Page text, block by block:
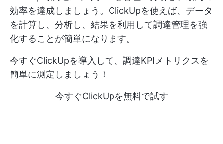
効率を達成しましょう。ClickUpを使えば、データ
を計算し、分析し、結果を利用して調達管理を強
化することが簡単になります。
今すぐClickUpを導入して、調達KPIメトリクスを
簡単に測定しましょう！
今すぐClickUpを無料で試す